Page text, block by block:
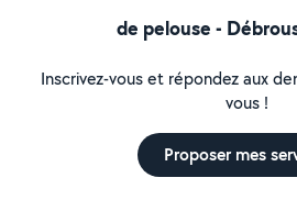
de pelouse -
Inscrivez-vous et répondez aux
vous !
Proposer mes